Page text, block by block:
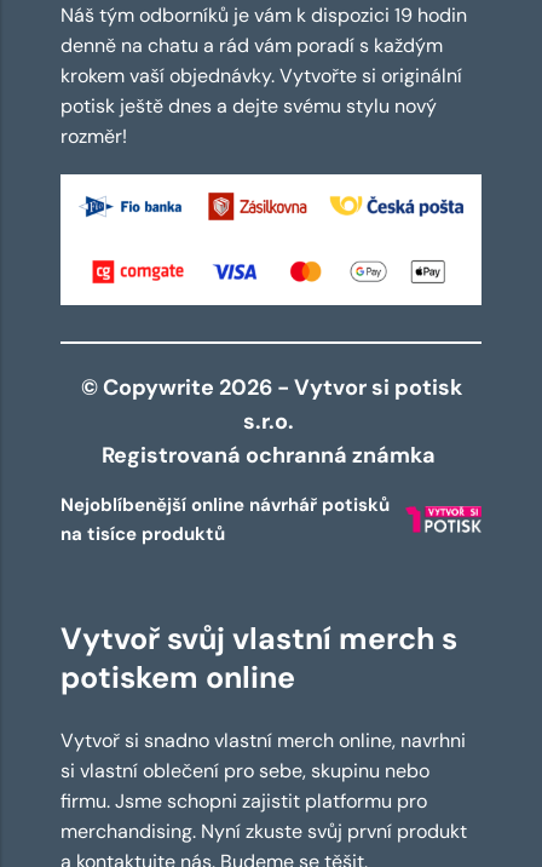
Náš tým odborníků je vám k dispozici 19 hodin
denně na chatu a rád vám poradí s každým
krokem vaší objednávky. Vytvořte si originální
potisk ještě dnes a dejte svému stylu nový
rozměr!
© Copywrite 2026 - Vytvor si potisk
s.r.o.
Registrovaná ochranná známka
Nejoblíbenější online návrhář potisků
na tisíce produktů
Vytvoř svůj vlastní merch s
potiskem online
Vytvoř si snadno vlastní merch online, navrhni
si vlastní oblečení pro sebe, skupinu nebo
firmu. Jsme schopni zajistit platformu pro
merchandising. Nyní zkuste svůj první produkt
a kontaktujte nás. Budeme se těšit.